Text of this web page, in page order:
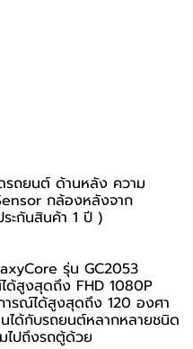
รถยนต์ ด้านหลัง ความ
กล้องหลังจาก
ะกันสินค้า 1 ปี )
รุ่น GC2053
สูงสุดถึง FHD 1080P
ารณ์ได้สูงสุดถึง 120 องศา
ได้กับรถยนต์หลากหลายชนิด
ไปถึงรถตู้ด้วย